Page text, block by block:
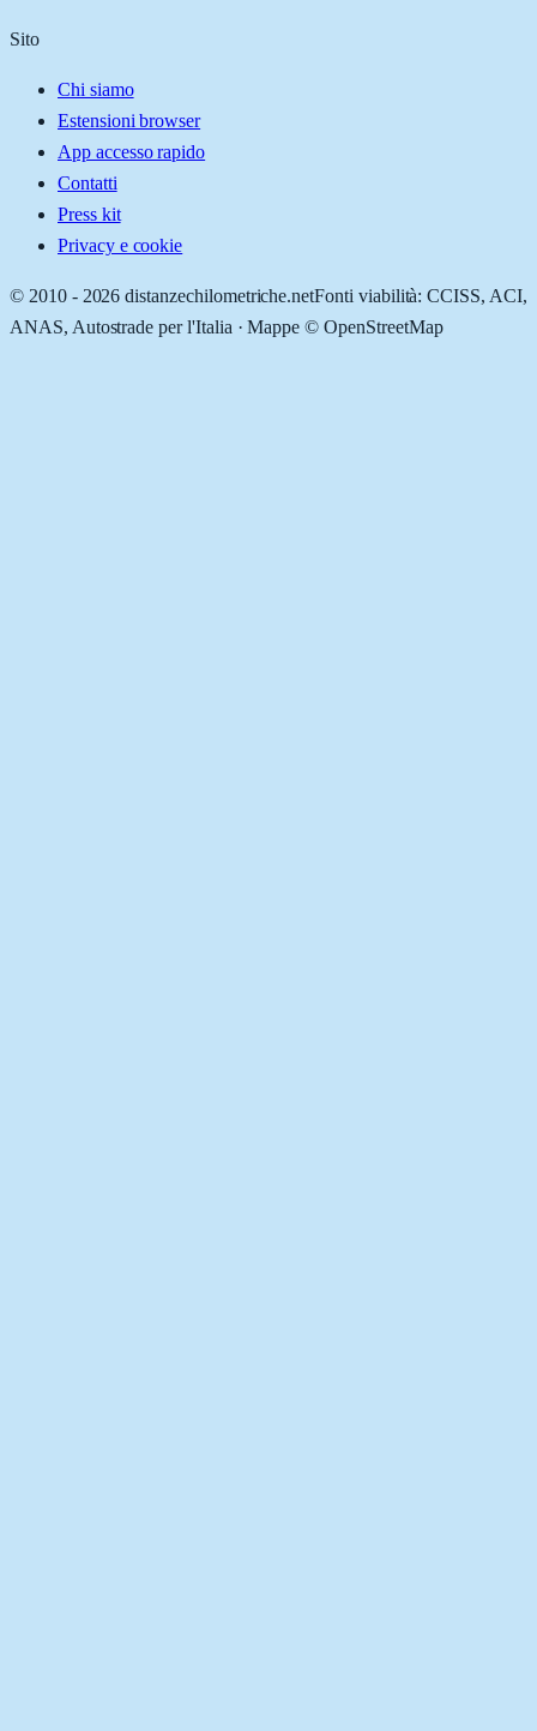
Sito
Chi siamo
Estensioni browser
App accesso rapido
Contatti
Press kit
Privacy e cookie
© 2010 - 2026 distanzechilometriche.netFonti viabilità: CCISS, ACI,
ANAS, Autostrade per l'Italia · Mappe © OpenStreetMap